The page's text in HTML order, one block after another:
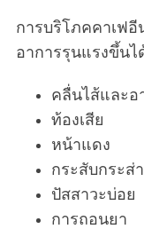
การบริโภคคาเฟ
อาการรุนแรงขึ้นไ
คลื่นไส้และอ
ท้องเสีย
หน้าแดง
กระสับกระส่
ปัสสาวะบ่อย
การถอนยา